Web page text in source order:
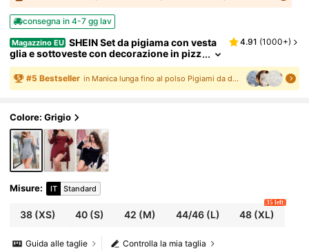
consegna in 4-7 gg lav
Magazzino EU SHEIN Set da pigiama con vesta
glia e sottoveste con decorazione in pizz
o, stile dolce Y2K, abbigliamento da nott
e da donna per la stagione delle vacanze, aut
unno inverno
4.91 (1000+)
#5 Bestseller in Manica lunga fino al polso Pigiami da donna
Colore: Grigio
Misure: IT Standard
38(XS) 40 (S) 42 (M) 44/46(L) 48 (XL)
35 left
Controlla la mia taglia
Guida alle taglie